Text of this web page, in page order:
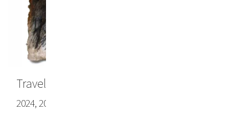
Travel note #10
2024, 20.47 x 28.35 in (52 x 72 cm)